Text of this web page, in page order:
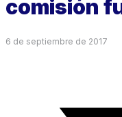
comisión
6 de septiembre de 2017